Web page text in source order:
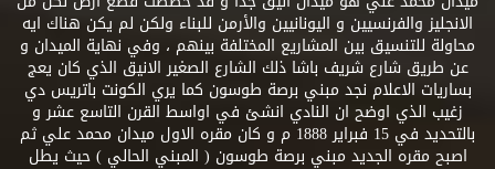
الانجليز والفرنسيين و اليونانيين والأرمن للبناء ولكن لم يكن هناك ايه
محاولة للتنسيق بين المشاريع المختلفة بينهم ، وفي نهاية الميدان و
عن طريق شارع شريف باشا ذلك الشارع الصغير الانيق الذي كان يعج
بساريات الاعلام نجد مبني برصة طوسون كما يري الكونت باتريس دي
زغيب الذي اوضح ان النادي انشئ في اواسط القرن التاسع عشر و
بالتحديد في 15 فبراير 1888 م و كان مقره الاول ميدان محمد علي ثم
اصبح مقره الجديد مبني برصة طوسون ( المبني الحالي ) حيث يطل